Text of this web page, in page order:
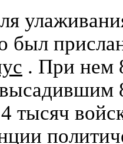
был
. При нем
тысяч